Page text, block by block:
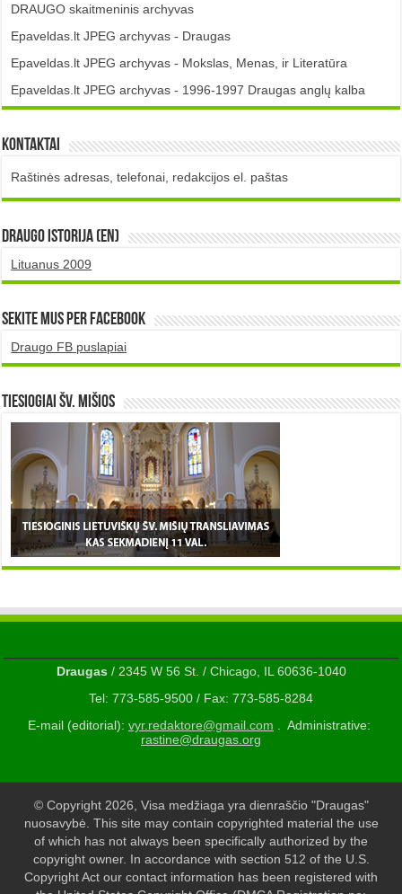
DRAUGO skaitmeninis archyvas
Epaveldas.lt JPEG archyvas - Draugas
Epaveldas.lt JPEG archyvas - Mokslas, Menas, ir Literatūra
Epaveldas.lt JPEG archyvas - 1996-1997 Draugas anglų kalba
Kontaktai
Raštinės adresas, telefonai, redakcijos el. paštas
DRAUGO istorija (EN)
Lituanus 2009
Sekite mus per Facebook
Draugo FB puslapiai
TIESIOGIAI šv. MIŠIOS
Draugas/ 2345 W 56 St. / Chicago, IL 60636-1040
Tel: 773-585-9500 / Fax: 773-585-8284
E-mail (editorial): vyr.redaktore@gmail.com . Administrative:
rastine@draugas.org
© Copyright 2026, Visa medžiaga yra dienraščio "Draugas"
nuosavybė. This site may contain copyrighted material the use
of which has not always been specifically authorized by the
copyright owner. In accordance with section 512 of the U.S.
Copyright Act our contact information has been registered with